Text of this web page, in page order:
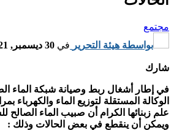
مجتمع
بواسطة هيئة التحرير في 30 ديسمبر, 2021
شارك
في إطار أشغال ربط وصيانة شبكة الماء
الوكالة المستقلة لتوزيع الماء والكهرباء
علم زبنائها الكرام أن صبيب الماء
ويمكن أن ينقطع في بعض الحالات وذلك :